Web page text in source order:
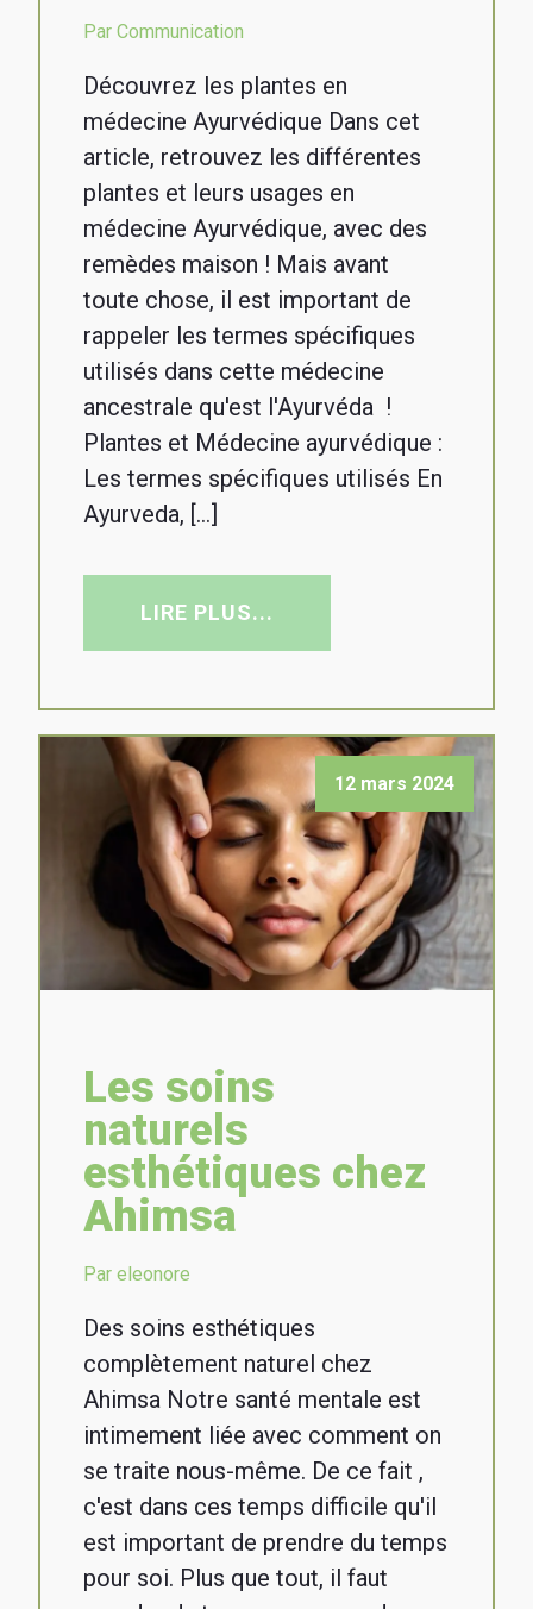
Par Communication
Découvrez les plantes en
médecine Ayurvédique Dans cet
article, retrouvez les différentes
plantes et leurs usages en
médecine Ayurvédique, avec des
remèdes maison ! Mais avant
toute chose, il est important de
rappeler les termes spécifiques
utilisés dans cette médecine
ancestrale qu'est l'Ayurvéda !
Plantes et Médecine ayurvédique :
Les termes spécifiques utilisés En
Ayurveda, […]
LIRE PLUS...
12 mars 2024
Les soins
naturels
esthétiques chez
Ahimsa
Par eleonore
Des soins esthétiques
complètement naturel chez
Ahimsa Notre santé mentale est
intimement liée avec comment on
se traite nous-même. De ce fait ,
c'est dans ces temps difficile qu'il
est important de prendre du temps
pour soi. Plus que tout, il faut